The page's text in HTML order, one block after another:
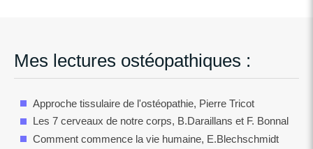
Mes lectures ostéopathiques :
Approche tissulaire de l'ostéopathie, Pierre Tricot
Les 7 cerveaux de notre corps, B.Daraillans et F. Bonnal
Comment commence la vie humaine, E.Blechschmidt